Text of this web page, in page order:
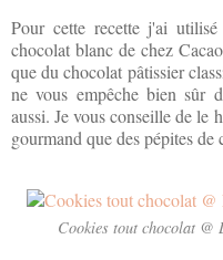
Pour cette recette j'ai utilisé
chocolat blanc de chez
que du chocolat pâtissier
ne vous empêche bien sûr
aussi. Je vous conseille de le
gourmand que des pépites
Cookies tout chocolat